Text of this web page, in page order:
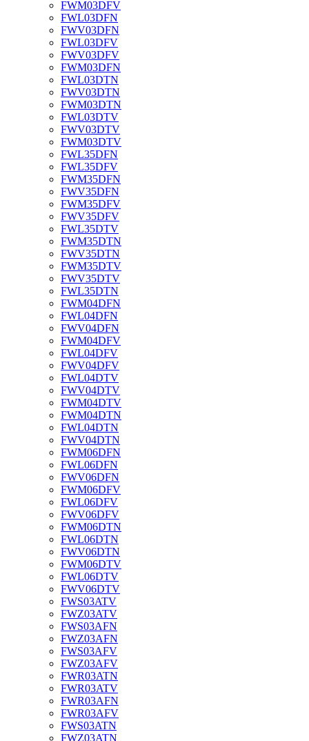
FWM03DFV
FWL03DFN
FWV03DFN
FWL03DFV
FWV03DFV
FWM03DFN
FWL03DTN
FWV03DTN
FWM03DTN
FWL03DTV
FWV03DTV
FWM03DTV
FWL35DFN
FWL35DFV
FWM35DFN
FWV35DFN
FWM35DFV
FWV35DFV
FWL35DTV
FWM35DTN
FWV35DTN
FWM35DTV
FWV35DTV
FWL35DTN
FWM04DFN
FWL04DFN
FWV04DFN
FWM04DFV
FWL04DFV
FWV04DFV
FWL04DTV
FWV04DTV
FWM04DTV
FWM04DTN
FWL04DTN
FWV04DTN
FWM06DFN
FWL06DFN
FWV06DFN
FWM06DFV
FWL06DFV
FWV06DFV
FWM06DTN
FWL06DTN
FWV06DTN
FWM06DTV
FWL06DTV
FWV06DTV
FWS03ATV
FWZ03ATV
FWS03AFN
FWZ03AFN
FWS03AFV
FWZ03AFV
FWR03ATN
FWR03ATV
FWR03AFN
FWR03AFV
FWS03ATN
FWZ03ATN